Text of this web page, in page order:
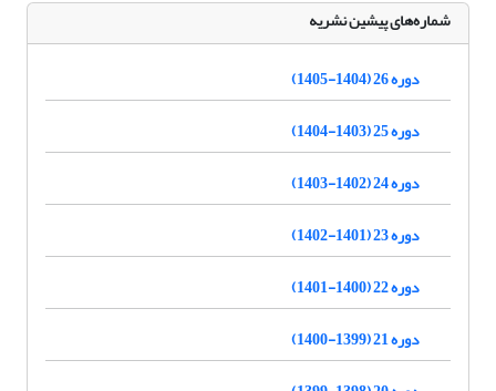
شماره‌های پیشین نشریه
دوره 26 (1404-1405)
دوره 25 (1403-1404)
دوره 24 (1402-1403)
دوره 23 (1401-1402)
دوره 22 (1400-1401)
دوره 21 (1399-1400)